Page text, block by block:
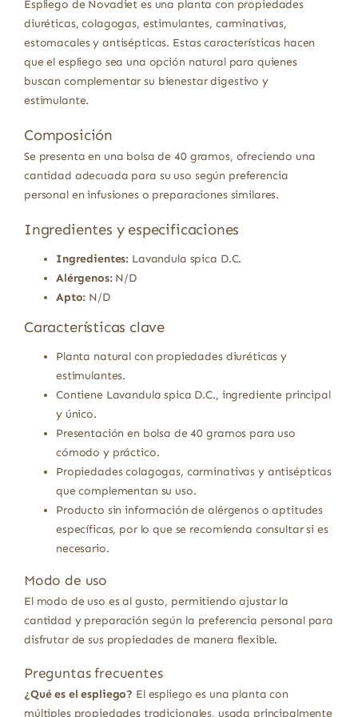
Espliego de Novadiet es una planta con propiedades
diuréticas, colagogas, estimulantes, carminativas,
estomacales y antisépticas. Estas características hacen
que el espliego sea una opción natural para quienes
buscan complementar su bienestar digestivo y
estimulante.
Composición
Se presenta en una bolsa de 40 gramos, ofreciendo una
cantidad adecuada para su uso según preferencia
personal en infusiones o preparaciones similares.
Ingredientes y especificaciones
Ingredientes: Lavandula spica D.C.
Alérgenos:N/D
Apto: N/D
Características clave
Planta natural con propiedades diuréticas y
estimulantes.
Contiene Lavandula spica D.C., ingrediente principal
y único.
Presentación en bolsa de 40 gramos para uso
cómodo y práctico.
Propiedades colagogas, carminativas y antisépticas
que complementan su uso.
Producto sin información de alérgenos o aptitudes
específicas, por lo que se recomienda consultar si es
necesario.
Modo de uso
El modo de uso es al gusto, permitiendo ajustar la
cantidad y preparación según la preferencia personal para
disfrutar de sus propiedades de manera flexible.
Preguntas frecuentes
¿Qué es el espliego? El espliego es una planta con
múltiples propiedades tradicionales, usada principalmente